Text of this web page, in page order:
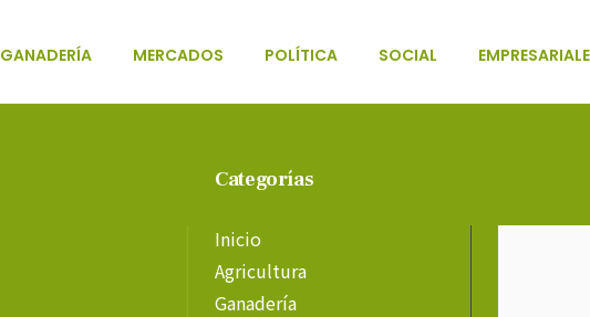
GANADERÍA MERCADOS POLÍTICA SOCIAL
Categorías
Inicio
Agricultura
Ganadería